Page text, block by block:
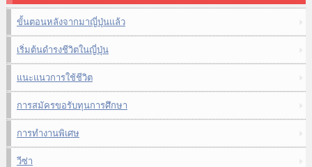
ขั้นตอนหลังจากมาญี่ปุ่นแล้ว
เริ่มต้นดำรงชีวิตในญี่ปุ่น
แนะแนวการใช้ชีวิต
การสมัครขอรับทุนการศึกษา
การทำงานพิเศษ
วีซ่า